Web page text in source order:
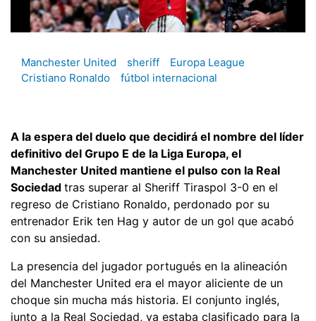
Manchester United sheriff
Europa League
Cristiano Ronaldo
fútbol internacional
A la espera del duelo que decidirá el nombre del líder
definitivo del Grupo E de la Liga Europa, el
Manchester United mantiene el pulso con la Real
Sociedad tras superar al Sheriff Tiraspol 3-0 en el
regreso de Cristiano Ronaldo, perdonado por su
entrenador Erik ten Hag y autor de un gol que acabó
con su ansiedad.
La presencia del jugador portugués en la alineación
del Manchester United era el mayor aliciente de un
choque sin mucha más historia. El conjunto inglés,
junto a la Real Sociedad, ya estaba clasificado para la